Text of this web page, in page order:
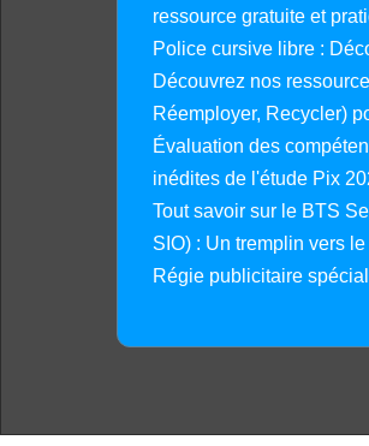
ressource gratuite et
Police cursive libre :
Découvrez nos
Réemployer, Recycler)
Évaluation des
inédites de l'étude Pix
Tout savoir sur le BTS
SIO) : Un tremplin vers
Régie publicitaire